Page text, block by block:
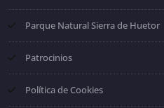
Parque Natural Sierra de Huetor
Patrocinios
Política de Cookies